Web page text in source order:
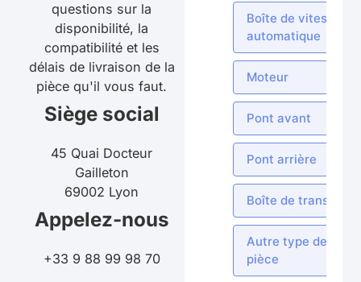
questions sur la
disponibilité, la
compatibilité et les
délais de livraison de la
pièce qu'il vous faut.
Siège social
45 Quai Docteur
Gailleton
69002 Lyon
Appelez-nous
+33 9 88 99 98 70
Boîte de vitesses
automatique
Moteur
Pont avant
Pont arrière
Boîte de transfert
Autre type de
pièce